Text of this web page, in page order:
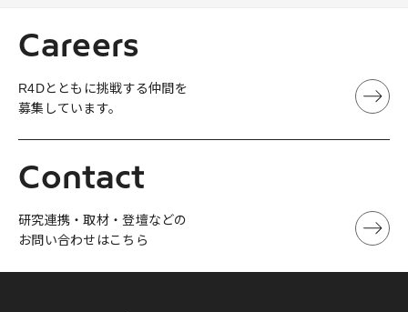
Careers
R4Dとともに挑戦する仲間を
募集しています。
Contact
研究連携・取材・登壇などの
お問い合わせはこちら